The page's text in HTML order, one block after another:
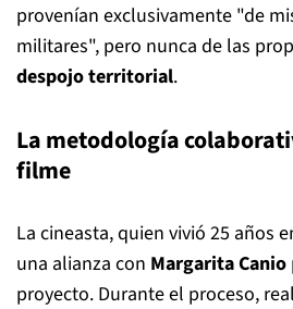
provenían exclusivamente "de
militares", pero nunca de las
despojo territorial.
La metodología
filme
La cineasta, quien vivió 25 años
una alianza con Margarita Canio
proyecto. Durante el proceso,